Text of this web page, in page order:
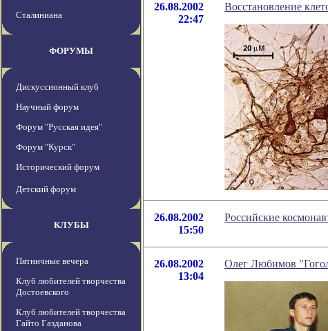
Сталиниана
ФОРУМЫ
Дискуссионный клуб
Научный форум
Форум "Русская идея"
Форум "Курск"
Исторический форум
Детский форум
КЛУБЫ
Пятничные вечера
Клуб любителей творчества
Достоевского
Клуб любителей творчества
Гайто Газданова
26.08.2002
22:47
Восстановление
26.08.2002
15:50
Российские
26.08.2002
13:04
Олег Любимов